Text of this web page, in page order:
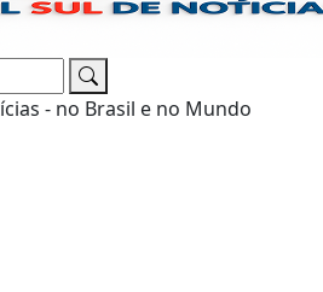
- no Brasil e no Mundo